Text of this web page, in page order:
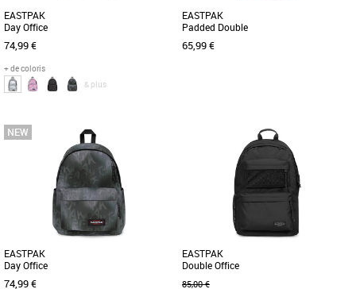
EASTPAK
Day Office
74,99 €
+ de coloris
& plus
Nouvelle collection Eastpak
Le sac à dos Eastpak Day Office en
coloris argent Space Silver est un
modèle moderne et fonctionnel, [...]
EASTPAK
Padded Double
65,99 €
Nouvelle collection Eastpak
Découvrez le sac à dos Eastpak
Padded Double, un modèle alliant
praticité et style pour accompagner [...]
EASTPAK
Day Office
74,99 €
EASTPAK
Double Office
85,00 €